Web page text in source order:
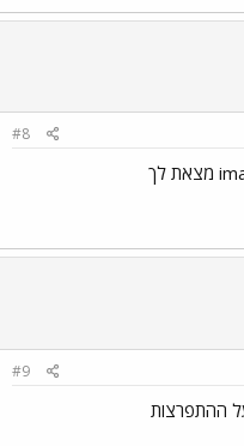
#8
ברוכה הבאה ../images/Emo140.gif מצאת לך
#9